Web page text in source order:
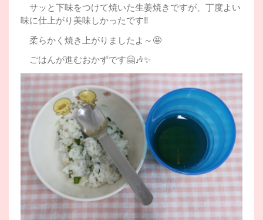
サッと下味をつけて焼いた生姜焼きですが、丁度よい
味に仕上がり美味しかったです‼
柔らかく焼き上がりましたよ～🤩
ごはんが進むおかずです🤗🎶✨